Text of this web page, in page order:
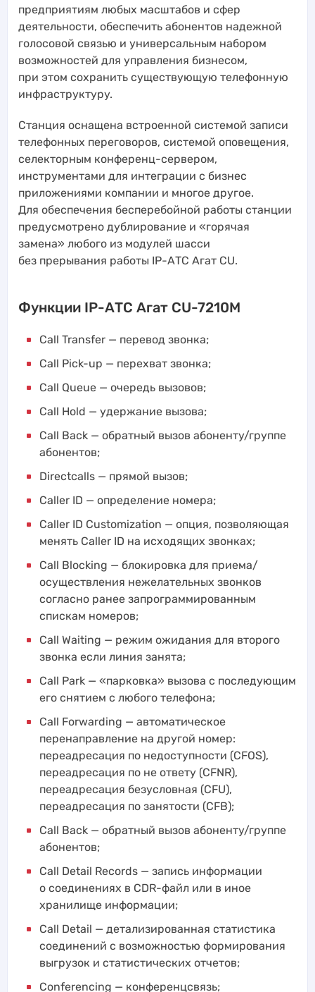
предприятиям любых масштабов и сфер
деятельности, обеспечить абонентов надежной
голосовой связью и универсальным набором
возможностей для управления бизнесом,
при этом сохранить существующую телефонную
инфраструктуру.
Станция оснащена встроенной системой записи
телефонных переговоров, системой оповещения,
селекторным конференц-сервером,
инструментами для интеграции с бизнес
приложениями компании и многое другое.
Для обеспечения бесперебойной работы станции
предусмотрено дублирование и «горячая
замена» любого из модулей шасси
без прерывания работы IP-АТС Агат CU.
Функции IP-АТС Агат CU-7210M
Call Transfer — перевод звонка;
Call Pick-up — перехват звонка;
Call Queue — очередь вызовов;
Call Hold — удержание вызова;
Сall Back — обратный вызов абоненту/группе
абонентов;
Directcalls — прямой вызов;
Caller ID — определение номера;
Caller ID Customization — опция, позволяющая
менять Caller ID на исходящих звонках;
Call Blocking — блокировка для приема/
осуществления нежелательных звонков
согласно ранее запрограммированным
спискам номеров;
Call Waiting — режим ожидания для второго
звонка если линия занята;
Call Park — «парковка» вызова с последующим
его снятием с любого телефона;
Call Forwarding — автоматическое
перенаправление на другой номер:
переадресация по недоступности (CFOS),
переадресация по не ответу (CFNR),
переадресация безусловная (CFU),
переадресация по занятости (CFB);
Сall Back — обратный вызов абоненту/группе
абонентов;
Call Detail Records — запись информации
о соединениях в CDR-файл или в иное
хранилище информации;
Call Detail — детализированная статистика
соединений с возможностью формирования
выгрузок и статистических отчетов;
Conferencing — конференцсвязь;